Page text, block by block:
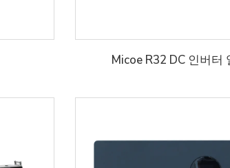
Micoe R32 DC 인버터